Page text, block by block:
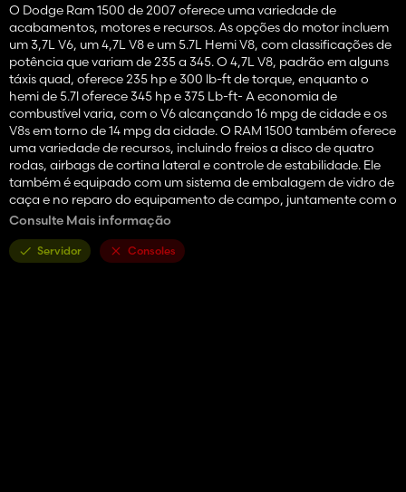
O Dodge Ram 1500 de 2007 oferece uma variedade de
acabamentos, motores e recursos. As opções do motor incluem
um 3,7L V6, um 4,7L V8 e um 5.7L Hemi V8, com classificações de
potência que variam de 235 a 345. O 4,7L V8, padrão em alguns
táxis quad, oferece 235 hp e 300 lb-ft de torque, enquanto o
hemi de 5.7l oferece 345 hp e 375 Lb-ft- A economia de
combustível varia, com o V6 alcançando 16 mpg de cidade e os
V8s em torno de 14 mpg da cidade. O RAM 1500 também oferece
uma variedade de recursos, incluindo freios a disco de quatro
rodas, airbags de cortina lateral e controle de estabilidade. Ele
também é equipado com um sistema de embalagem de vidro de
caça e no reparo do equipamento de campo, juntamente com o
transporte de reabastecimento de combustível e no
3 Opções do motor - 4.7L @ 235 HP / 5.7L @ 345 HP / 6.7L @ 420
Consulte Mais informação
Servidor Consoles